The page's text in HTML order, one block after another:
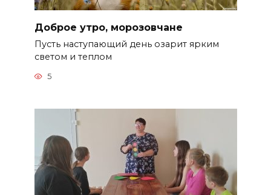
Доброе утро, морозовчане
Пусть наступающий день озарит ярким
светом и теплом
5